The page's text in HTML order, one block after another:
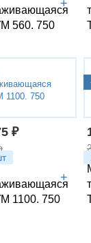
+
560. 750
₽
+
1100. 750